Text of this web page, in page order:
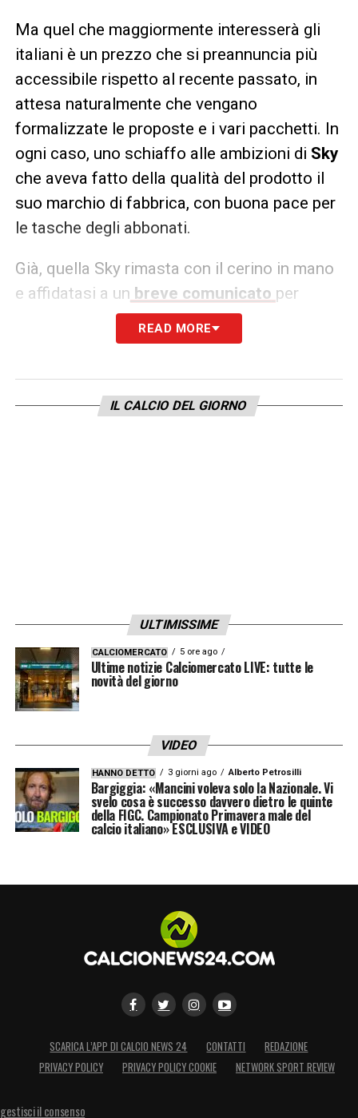
Ma quel che maggiormente interesserà gli
italiani è un prezzo che si preannuncia più
accessibile rispetto al recente passato, in
attesa naturalmente che vengano
formalizzate le proposte e i vari pacchetti. In
ogni caso, uno schiaffo alle ambizioni di Sky
che aveva fatto della qualità del prodotto il
suo marchio di fabbrica, con buona pace per
le tasche degli abbonati.
Già, quella Sky rimasta con il cerino in mano
e affidatasi a un breve comunicato per
commentare l’assegnazione. Ma con
l’opzione del ricorso ancora al vaglio pur di
competizioni internazionali per il prossimo
triennio. E soprattutto per non disperdere
LA PLAYLIST DELLE NOSTRE TOP NEWS
READ MORE
IL CALCIO DEL GIORNO
ULTIMISSIME
CALCIOMERCATO 5 ore ago
Ultime notizie Calciomercato LIVE: tutte le
novità del giorno
VIDEO
HANNO DETTO 3 giorni ago Alberto Petrosilli
Bargiggia: «Mancini voleva solo la Nazionale. Vi
svelo cosa è successo davvero dietro le quinte
della FIGC. Campionato Primavera male del
calcio italiano» ESCLUSIVA e VIDEO
SCARICA L’APP DI CALCIO NEWS 24 CONTATTI
REDAZIONE
PRIVACY POLICY
PRIVACY POLICY COOKIE NETWORK SPORT REVIEW
gestisci il consenso